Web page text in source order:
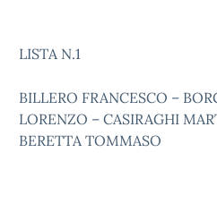
LISTA N.1
BILLERO FRANCESCO –
LORENZO – CASIRAGHI
BERETTA TOMMASO